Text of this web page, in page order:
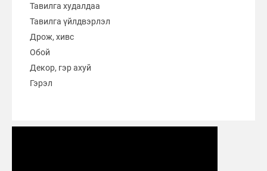
Тавилга худалдаа
Тавилга үйлдвэрлэл
Дрож, хивс
Обой
Декор, гэр ахуй
Гэрэл